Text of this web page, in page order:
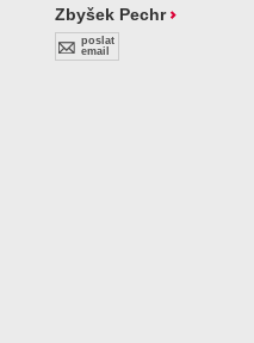
Zbyšek Pechr
poslat
email